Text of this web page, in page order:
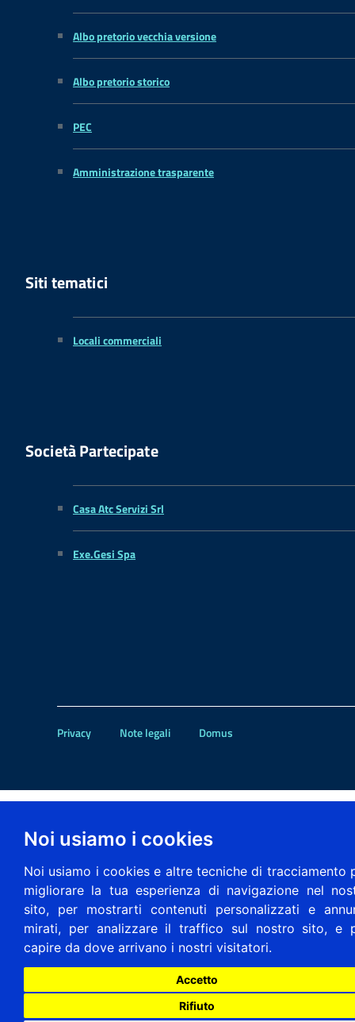
Noi usiamo i cookies
Noi usiamo i cookies e altre tecniche di tracciamento
migliorare la tua esperienza di navigazione nel
sito, per mostrarti contenuti personalizzati e
mirati, per analizzare il traffico sul nostro sito, e
capire da dove arrivano i nostri visitatori.
Accetto
Rifiuto
Albo pretorio vecchia versione
Albo pretorio storico
PEC
Amministrazione trasparente
Siti tematici
Locali commerciali
Società Partecipate
Casa Atc Servizi Srl
Exe.Gesi Spa
Privacy Note legali Domus